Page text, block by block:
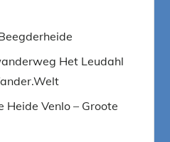
Het Leudahl
Heide Venlo – Groote